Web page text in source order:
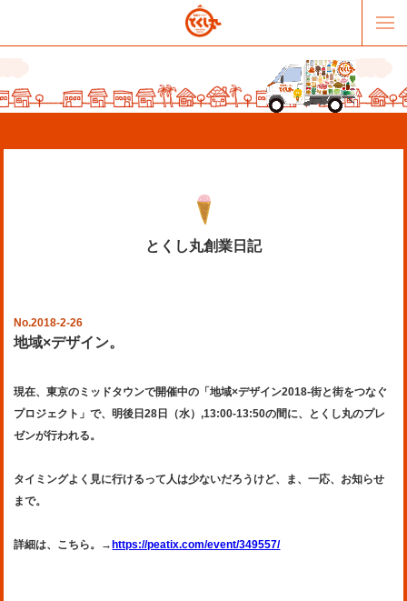
オススメリンク
とくし丸創業日記
No.2018-2-26
地域×デザイン。
現在、東京のミッドタウンで開催中の「地域×デザイン2018-街と街をつなぐ
プロジェクト」で、明後日28日（水）,13:00-13:50の間に、とくし丸のプレ
ゼンが行われる。
タイミングよく見に行けるって人は少ないだろうけど、ま、一応、お知らせ
まで。
詳細は、こちら。→ https://peatix.com/event/349557/